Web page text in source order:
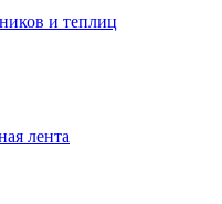
и теплиц
лента